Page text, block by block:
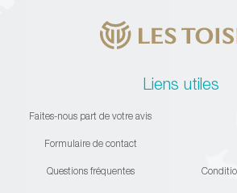
Liens utiles
Faites-nous part de votre avis
Formulaire de contact
Questions fréquentes